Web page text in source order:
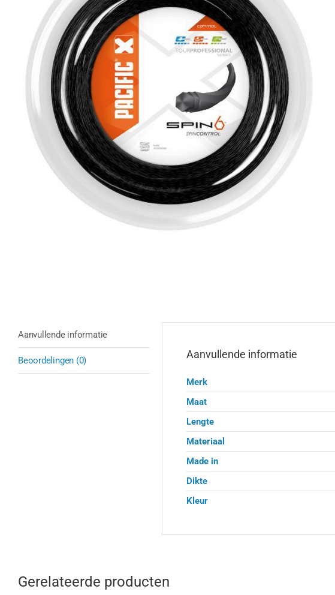
Aanvullende informatie
Beoordelingen (0) Aanvullende informatie
Merk
Maat
Lengte
Materiaal
Made in
Dikte
Kleur
Gerelateerde producten